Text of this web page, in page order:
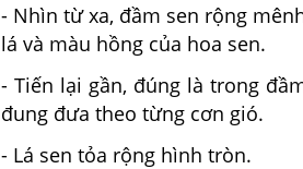
- Nhìn từ xa, đầm sen rộng
lá và màu hồng của hoa sen.
- Tiến lại gần, đúng là trong
đung đưa theo từng cơn gió.
- Lá sen tỏa rộng hình tròn.